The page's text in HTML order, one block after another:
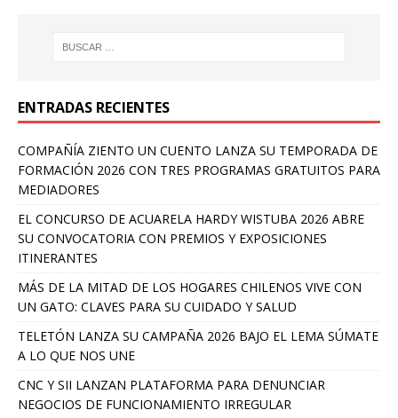
ENTRADAS RECIENTES
COMPAÑÍA ZIENTO UN CUENTO LANZA SU TEMPORADA DE
FORMACIÓN 2026 CON TRES PROGRAMAS GRATUITOS PARA
MEDIADORES
EL CONCURSO DE ACUARELA HARDY WISTUBA 2026 ABRE
SU CONVOCATORIA CON PREMIOS Y EXPOSICIONES
ITINERANTES
MÁS DE LA MITAD DE LOS HOGARES CHILENOS VIVE CON
UN GATO: CLAVES PARA SU CUIDADO Y SALUD
TELETÓN LANZA SU CAMPAÑA 2026 BAJO EL LEMA SÚMATE
A LO QUE NOS UNE
CNC Y SII LANZAN PLATAFORMA PARA DENUNCIAR
NEGOCIOS DE FUNCIONAMIENTO IRREGULAR